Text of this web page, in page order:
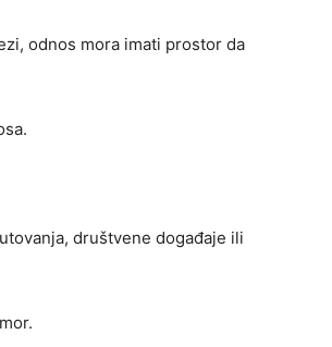
odnos mora imati prostor da
društvene događaje ili